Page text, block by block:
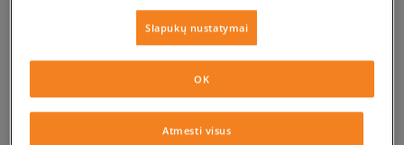
Jei prekė vėl bus sandėlyje, gausi pranešimą iš mūsų.
Pasirinkti dydį
PATIKRINK PRIEINAMUMĄ PARDUOTUVĖJE
Slapukų nustatymai
Atmesti visus
OK